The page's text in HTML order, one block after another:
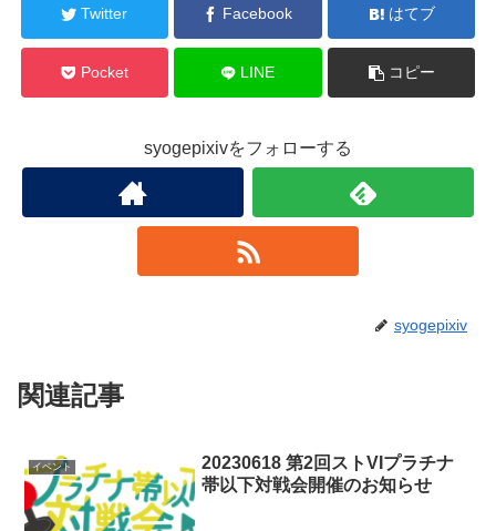
Twitter Facebook はてブ
Pocket LINE コピー
syogepixivをフォローする
syogepixiv
関連記事
イベント
20230618 第2回ストVIプラチナ
帯以下対戦会開催のお知らせ